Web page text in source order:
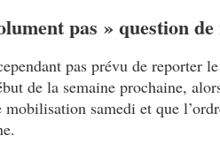
pas » question
pas prévu de reporter
de la semaine prochaine,
mobilisation samedi et que